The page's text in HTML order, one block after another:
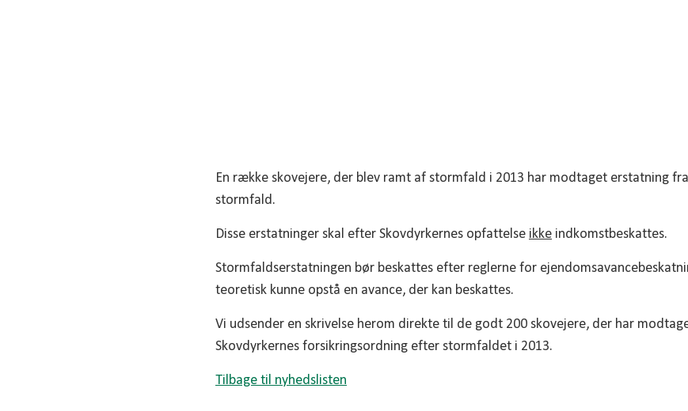
En række skovejere, der blev ramt af stormfald i 2013 har modtaget erstatning
stormfald.
Disse erstatninger skal efter Skovdyrkernes opfattelse ikke indkomstbeskattes.
Stormfaldserstatningen bør beskattes efter reglerne for
teoretisk kunne opstå en avance, der kan beskattes.
Vi udsender en skrivelse herom direkte til de godt 200 skovejere, der har
Skovdyrkernes forsikringsordning efter stormfaldet i 2013.
Tilbage til nyhedslisten